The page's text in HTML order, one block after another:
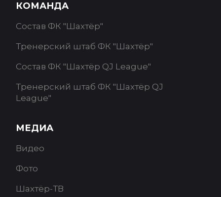
КОМАНДА
Состав ФК "Шахтёр"
Тренерский штаб ФК "Шахтёр"
Состав ФК "Шахтёр QJ League"
Тренерский штаб ФК "Шахтёр QJ
League"
МЕДИА
Видео
Фото
Шахтёр-ТВ